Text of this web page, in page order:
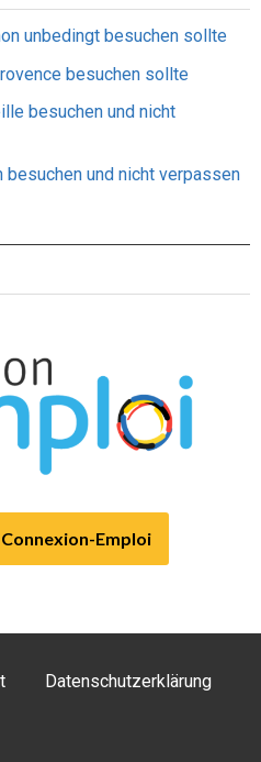
unbedingt besuchen sollte
besuchen sollte
besuchen und nicht
besuchen und nicht verpassen
Emploi
Datenschutzerklärung